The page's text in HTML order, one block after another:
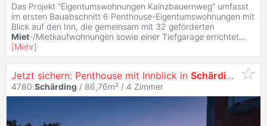
Das Projekt “Eigentumswohnungen Kainzbauernweg” umfasst
im ersten Bauabschnitt 6 Penthouse-Eigentumswohnungen mit
Blick auf den Inn, die gemeinsam mit 32 geförderten
Miet-/Mietkaufwohnungen sowie einer Tiefgarage errichtet...
[Mehr]
Jetzt sichern: Penthouse mit Innblick in Schärding -
4780 Schärding / 86,76m² / 4 Zimmer